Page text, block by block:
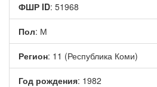
ФШР ID: 51968
Пол: М
Регион: 11 (Республика Коми)
Год рождения: 1982